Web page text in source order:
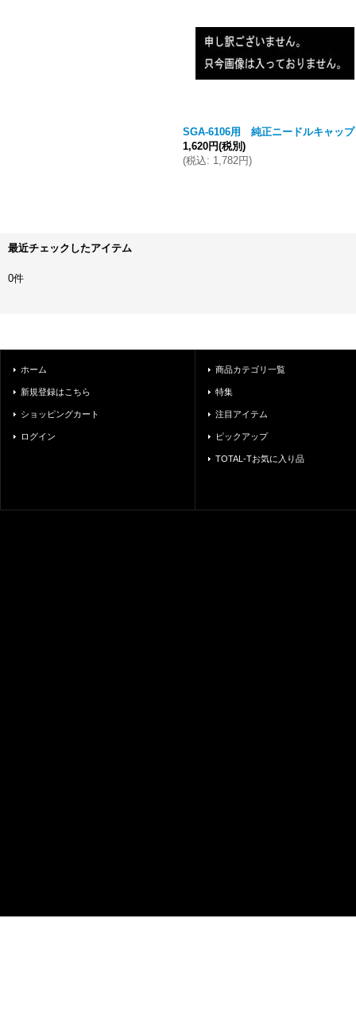
SGA-6106用 純正ニードルキャップ
1,620円(税別)
(税込: 1,782円)
最近チェックしたアイテム
0件
ホーム
新規登録はこちら
ショッピングカート
ログイン
商品カテゴリ一覧
特集
注目アイテム
ピックアップ
TOTAL-Tお気に入り品